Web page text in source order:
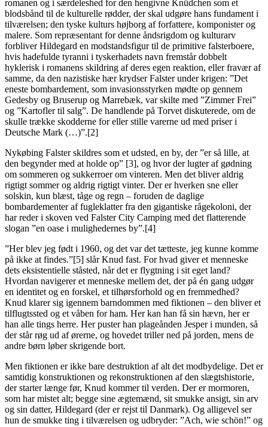
romanen og i særdeleshed for den hengivne Knüdchen som et
blodsbånd til de kulturelle rødder, der skal udgøre hans fundament i
tilværelsen; den tyske kulturs højborg af forfattere, komponister og
malere. Som repræsentant for denne åndsrigdom og kulturarv
forbliver Hildegard en modstandsfigur til de primitive falsterboere,
hvis hadefulde tyranni i tyskerhadets navn fremstår dobbelt
hyklerisk i romanens skildring af deres egen reaktion, eller fravær af
samme, da den nazistiske hær krydser Falster under krigen: ”Det
eneste bombardement, som invasionsstyrken mødte op gennem
Gedesby og Bruserup og Marrebæk, var skilte med ”Zimmer Frei”
og ”Kartofler til salg”. De handlende på Torvet diskuterede, om de
skulle trække skodderne for eller stille varerne ud med priser i
Deutsche Mark (…)”.[2]
Nykøbing Falster skildres som et udsted, en by, der ”er så lille, at
den begynder med at holde op” [3], og hvor der lugter af gødning
om sommeren og sukkerroer om vinteren. Men det bliver aldrig
rigtigt sommer og aldrig rigtigt vinter. Der er hverken sne eller
solskin, kun blæst, tåge og regn – foruden de daglige
bombardementer af fugleklatter fra den gigantiske rågekoloni, der
har reder i skoven ved Falster City Camping med det flatterende
slogan ”en oase i mulighedernes by”.[4]
”Her blev jeg født i 1960, og det var det tætteste, jeg kunne komme
på ikke at findes.”[5] slår Knud fast. For hvad giver et menneske
dets eksistentielle ståsted, når det er flygtning i sit eget land?
Hvordan navigerer et menneske mellem det, der på én gang udgør
en identitet og en forskel, et tilhørsforhold og en fremmedhed?
Knud klarer sig igennem barndommen med fiktionen – den bliver et
tilflugtssted og et våben for ham. Her kan han få sin hævn, her er
han alle tings herre. Her puster han plageånden Jesper i munden, så
der står røg ud af ørerne, og hovedet triller ned på jorden, mens de
andre børn løber skrigende bort.
Men fiktionen er ikke bare destruktion af alt det modbydelige. Det er
samtidig konstruktionen og rekonstruktionen af den slægtshistorie,
der starter længe før, Knud kommer til verden. Der er mormoren,
som har mistet alt; begge sine ægtemænd, sit smukke ansigt, sin arv
og sin datter, Hildegard (der er rejst til Danmark). Og alligevel ser
hun de smukke ting i tilværelsen og udbryder: ”Ach, wie schön!” og